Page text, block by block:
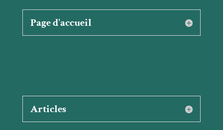
Page d'accueil
Articles